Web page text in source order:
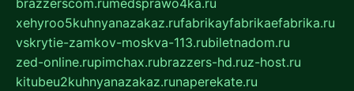
brazzerscom.rumedsprawo4ka.ru
xehyroo5kuhnyanazakaz.rufabrikayfabrikaefabrika.ru
vskrytie-zamkov-moskva-113.rubiletnadom.ru
zed-online.rupimchax.rubrazzers-hd.ruz-host.ru
kitubeu2kuhnyanazakaz.runaperekate.ru